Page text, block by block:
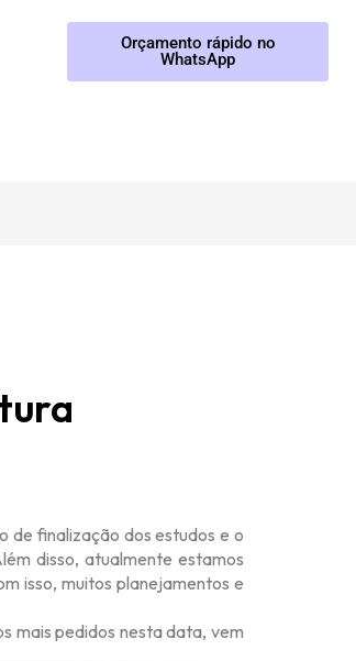
Orçamento rápido no
WhatsApp
de finalização dos estudos e o
disso, atualmente estamos
isso, muitos planejamentos e
mais pedidos nesta data, vem